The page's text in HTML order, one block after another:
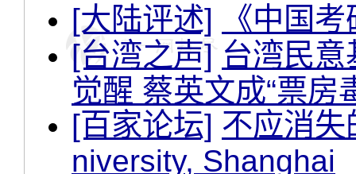
[大陆评述]
《中国
[台湾之声] 台湾民
觉醒 蔡英文成“票房
[百家论坛] 不应消失
niversity, Shanghai